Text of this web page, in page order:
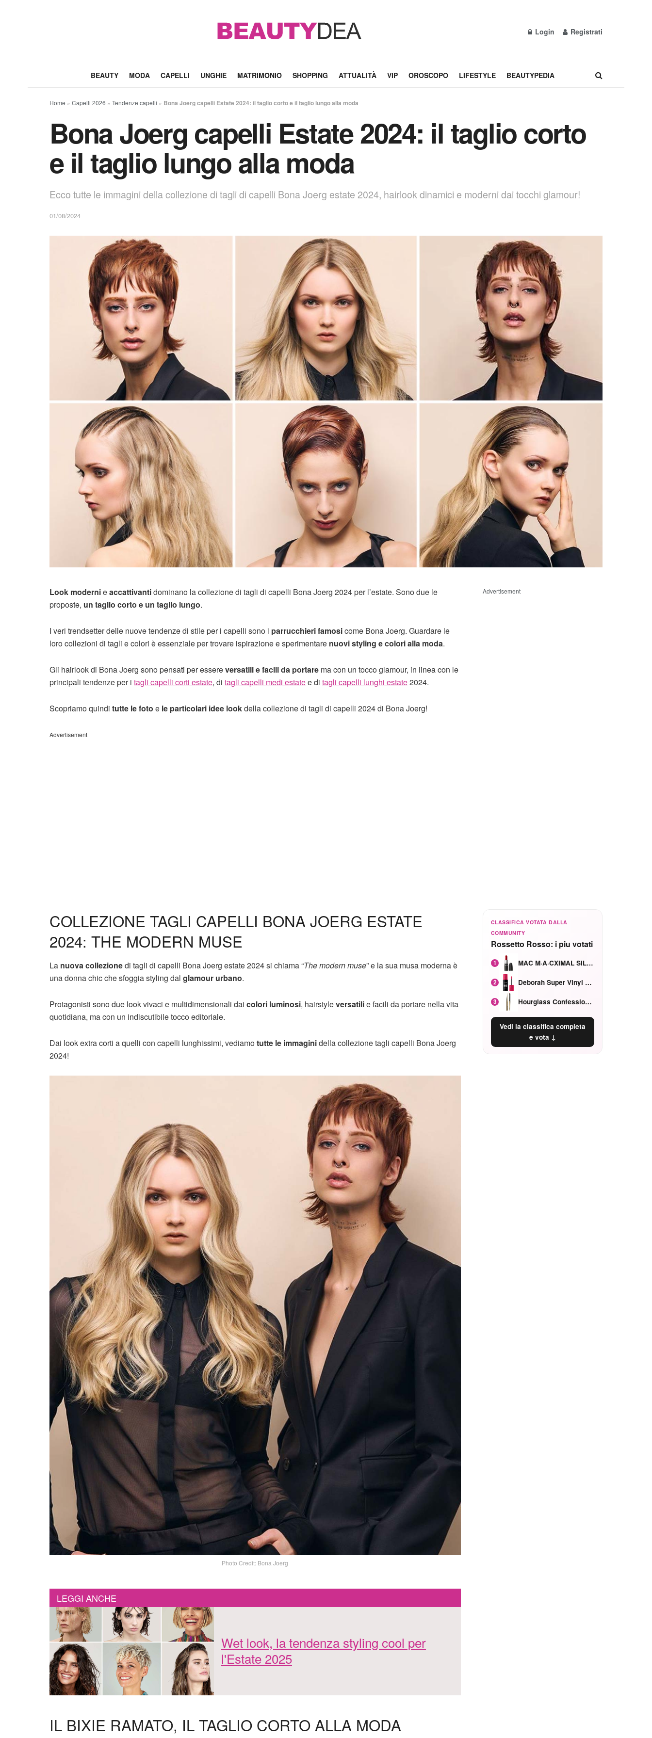
Login Registrati
BEAUTY MODA CAPELLI UNGHIE MATRIMONIO SHOPPING ATTUALITÀ VIP OROSCOPO LIFESTYLE BEAUTYPEDIA
Home » Capelli 2026 » Tendenze capelli » Bona Joerg capelli Estate 2024: il taglio corto e il taglio lungo alla moda
Bona Joerg capelli Estate 2024: il taglio corto
e il taglio lungo alla moda
Ecco tutte le immagini della collezione di tagli di capelli Bona Joerg estate 2024, hairlook dinamici e moderni dai tocchi glamour!
01/08/2024
Look modernieaccattivantidominano la collezione di tagli di capelli Bona Joerg 2024 per l’estate. Sono due le
proposte, un taglio corto e un taglio lungo.
I veri trendsetter delle nuove tendenze di stile per i capelli sono i parrucchieri famosicome Bona Joerg. Guardare le
loro collezioni di tagli e colori è essenziale per trovare ispirazione e sperimentare nuovi styling e colori alla moda.
Gli hairlook di Bona Joerg sono pensati per essereversatili e facili da portare ma con un tocco glamour, in linea con le
principali tendenze per i tagli capelli corti estate, di tagli capelli medi estatee di tagli capelli lunghi estate2024.
Scopriamo quindi tutte le foto e le particolari idee lookdella collezione di tagli di capelli 2024 di Bona Joerg!
Advertisement
COLLEZIONE TAGLI CAPELLI BONA JOERG ESTATE
2024: THE MODERN MUSE
La nuova collezionedi tagli di capelli Bona Joerg estate 2024 si chiama “The modern muse” e la sua musa moderna è
una donna chic che sfoggia styling dal glamour urbano.
Protagonisti sono due look vivaci e multidimensionali dai colori luminosi, hairstyleversatilie facili da portare nella vita
quotidiana, ma con un indiscutibile tocco editoriale.
Dai look extra corti a quelli con capelli lunghissimi, vediamotutte le immaginidella collezione tagli capelli Bona Joerg
2024!
Photo Credit: Bona Joerg
LEGGI ANCHE
Wet look, la tendenza styling cool per
l'Estate 2025
IL BIXIE RAMATO, IL TAGLIO CORTO ALLA MODA
Advertisement
CLASSIFICA VOTATA DALLA
COMMUNITY
Rossetto Rosso: i piu votati
1 MAC M·A·CXIMAL SILKY MATTE Red Rock mat
2 Deborah Super Vinyl Shake Rosa Ciliegia
3 Hourglass Confession Ricaricabile Ultra Preciso Ad Alta Intensità Secretly Classic Red
Vedi la classifica completa
e vota ↓